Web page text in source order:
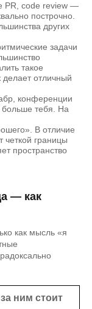
PR, code review —
построчно.
других
задачи
такое
делает отличный
конференции
больше тебя. На
В отличие
четкой границы
пространство
— как
как мысль «я
ним стоит